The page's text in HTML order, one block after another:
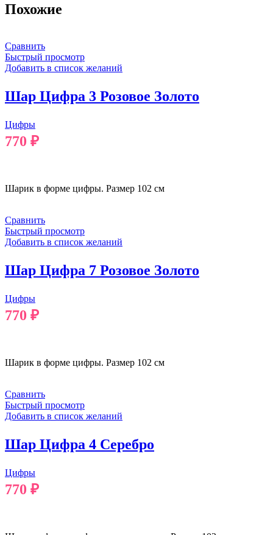
Похожие
Сравнить
Быстрый просмотр
Добавить в список желаний
Шар Цифра 3 Розовое Золото
Цифры
770 ₽
Шарик в форме цифры. Размер 102 см
Сравнить
Быстрый просмотр
Добавить в список желаний
Шар Цифра 7 Розовое Золото
Цифры
770 ₽
Шарик в форме цифры. Размер 102 см
Сравнить
Быстрый просмотр
Добавить в список желаний
Шар Цифра 4 Серебро
Цифры
770 ₽